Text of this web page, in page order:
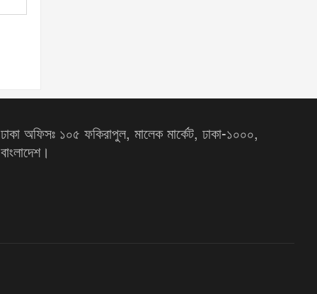
ঢাকা অফিসঃ ১০৫ ফকিরাপুল, মালেক মার্কেট, ঢাকা-১০০০,
বাংলাদেশ।